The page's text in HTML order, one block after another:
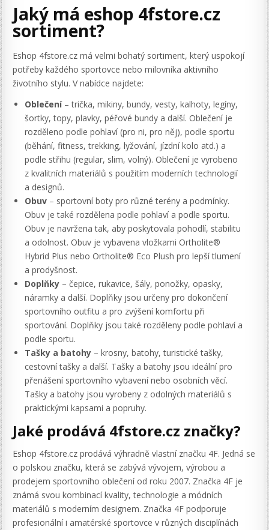
Jaký má eshop 4fstore.cz
sortiment?
Eshop 4fstore.cz má velmi bohatý sortiment, který uspokojí
potřeby každého sportovce nebo milovníka aktivního
životního stylu. V nabídce najdete:
Oblečení– trička, mikiny, bundy, vesty, kalhoty, legíny,
šortky, topy, plavky, péřové bundy a další. Oblečení je
rozděleno podle pohlaví (pro ni, pro něj), podle sportu
(běhání, fitness, trekking, lyžování, jízdní kolo atd.) a
podle střihu (regular, slim, volný). Oblečení je vyrobeno
z kvalitních materiálů s použitím moderních technologií
a designů.
Obuv – sportovní boty pro různé terény a podmínky.
Obuv je také rozdělena podle pohlaví a podle sportu.
Obuv je navržena tak, aby poskytovala pohodlí, stabilitu
a odolnost. Obuv je vybavena vložkami Ortholite®
Hybrid Plus nebo Ortholite® Eco Plush pro lepší tlumení
a prodyšnost.
Doplňky – čepice, rukavice, šály, ponožky, opasky,
náramky a další. Doplňky jsou určeny pro dokončení
sportovního outfitu a pro zvýšení komfortu při
sportování. Doplňky jsou také rozděleny podle pohlaví a
podle sportu.
Tašky a batohy – krosny, batohy, turistické tašky,
cestovní tašky a další. Tašky a batohy jsou ideální pro
přenášení sportovního vybavení nebo osobních věcí.
Tašky a batohy jsou vyrobeny z odolných materiálů s
praktickými kapsami a popruhy.
Jaké prodává 4fstore.cz značky?
Eshop 4fstore.cz prodává výhradně vlastní značku 4F. Jedná se
o polskou značku, která se zabývá vývojem, výrobou a
prodejem sportovního oblečení od roku 2007. Značka 4F je
známá svou kombinací kvality, technologie a módních
materiálů s moderním designem. Značka 4F podporuje
profesionální i amatérské sportovce v různých disciplínách